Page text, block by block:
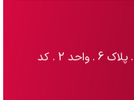
لرستان . خرم آباد . میدان شقایق . کوچه صنایع . پلاک 6 . واحد 2 . کد